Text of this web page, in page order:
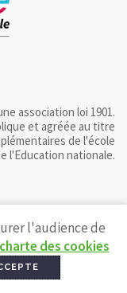
association loi 1901.
et agréée au titre
de l'école
l'Education nationale.
l'audience de
charte des cookies